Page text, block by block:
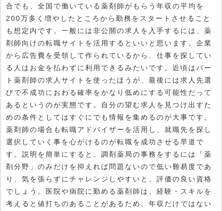
合でも、全国で働いている薬剤師がもらう年収の平均を
200万多く増やしたところから勤務をスタートさせること
も想定内です。一般には非公開の求人を入手するには、薬
剤師向けの転職サイトを活用するといいと思います。企業
から広告費を受領して作られているから、仕事を探してい
る人はお金を払わずに利用できるみたいです。近頃はパー
ト薬剤師の求人サイトを使ったほうが、最後には求人先選
びで不成功におわる確率をかなり低めにする可能性だって
あるというのが実態です。自分の望む求人を見つけ出すた
めの条件としてはすぐにでも情報を集めるのが大事です。
薬剤師の場合も転職アドバイザーを活用し、就職先を探し
選択していく事を心がけるのが転職を成功させる早道で
す。説明を簡単にすると、調剤薬局の事務をするには「薬
剤分野」のみだけを抑えれば問題ないので低い難易度であ
り、気を張らずにチャレンジしやすいと、評価の良い資格
でしょう。医院や病院に勤める薬剤師は、経験・スキルを
考えると値打ちのあることがあるため、年収だけではない